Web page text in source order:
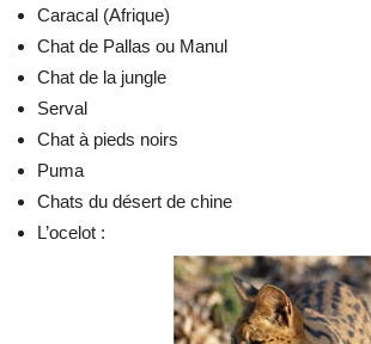
Caracal (Afrique)
Chat de Pallas ou Manul
Chat de la jungle
Serval
Chat à pieds noirs
Puma
Chats du désert de chine
L’ocelot :